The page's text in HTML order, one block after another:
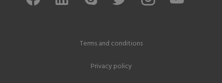
Terms and conditions
Privacy policy